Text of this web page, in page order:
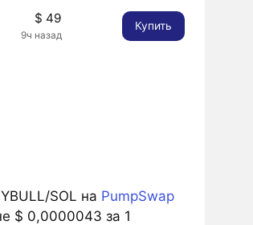
$ 49
9ч назад
Купить
SOL на PumpSwap
$ 0,0000043 за 1